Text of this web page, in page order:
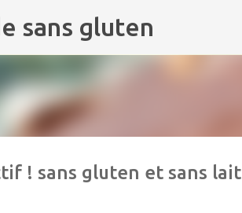
sans gluten
! sans gluten et sans lait